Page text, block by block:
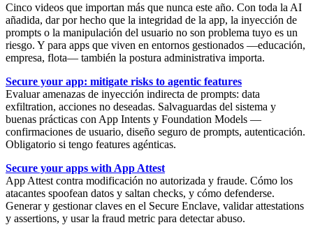
Cinco videos que importan más que nunca este año. Con toda la AI
añadida, dar por hecho que la integridad de la app, la inyección de
prompts o la manipulación del usuario no son problema tuyo es un
riesgo. Y para apps que viven en entornos gestionados —educación,
empresa, flota— también la postura administrativa importa.
Secure your app: mitigate risks to agentic features
Evaluar amenazas de inyección indirecta de prompts: data
exfiltration, acciones no deseadas. Salvaguardas del sistema y
buenas prácticas con App Intents y Foundation Models —
confirmaciones de usuario, diseño seguro de prompts, autenticación.
Obligatorio si tengo features agénticas.
Secure your apps with App Attest
App Attest contra modificación no autorizada y fraude. Cómo los
atacantes spoofean datos y saltan checks, y cómo defenderse.
Generar y gestionar claves en el Secure Enclave, validar attestations
y assertions, y usar la fraud metric para detectar abuso.